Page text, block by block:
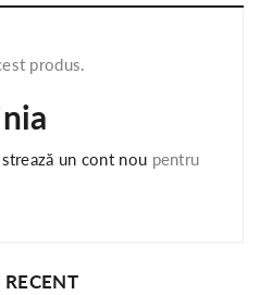
produs.
un cont nou pentru